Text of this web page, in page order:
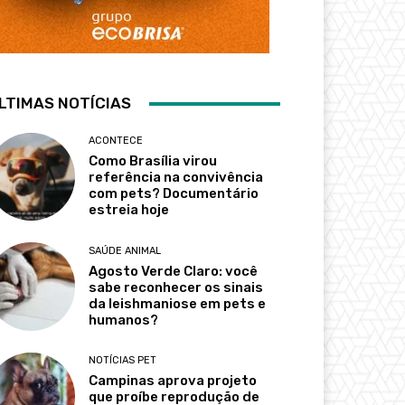
NOTÍCIAS
ACONTECE
Como Brasília virou
referência na convivência
com pets? Documentário
estreia hoje
SAÚDE ANIMAL
Agosto Verde Claro: você
sabe reconhecer os sinais
da leishmaniose em pets e
humanos?
NOTÍCIAS PET
Campinas aprova projeto
que proíbe reprodução de